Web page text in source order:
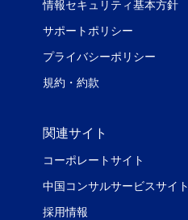
情報セキュリティ基本方針
サポートポリシー
プライバシーポリシー
規約・約款
関連サイト
コーポレートサイト
中国コンサルサービスサイト
採用情報